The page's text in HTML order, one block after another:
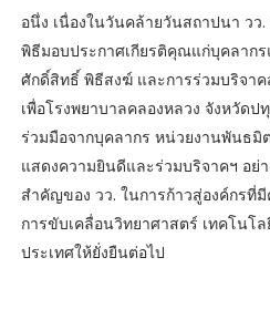
อนึ่ง เนื่องในวันคล้ายวันสถาปนา วว
พิธีมอบประกาศเกียรติคุณแก่บุคลาก
ศักดิ์สิทธิ์ พิธีสงฆ์ และการร่วมบริจา
เพื่อโรงพยาบาลคลองหลวง จังหวัด
ร่วมมือจากบุคลากร หน่วยงานพันธมิ
แสดงความยินดีและร่วมบริจาคฯ อย่
สำคัญของ วว. ในการก้าวสู่องค์กรที่
การขับเคลื่อนวิทยาศาสตร์ เทคโนโ
ประเทศให้ยั่งยืนต่อไป